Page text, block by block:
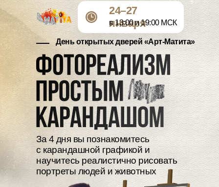
24–27
января
в 13:00 и 19:00 МСК
День открытых дверей «Арт-Матита»
За 4 дня вы познакомитесь
с карандашной графикой и
научитесь реалистично рисовать
портреты людей и животных